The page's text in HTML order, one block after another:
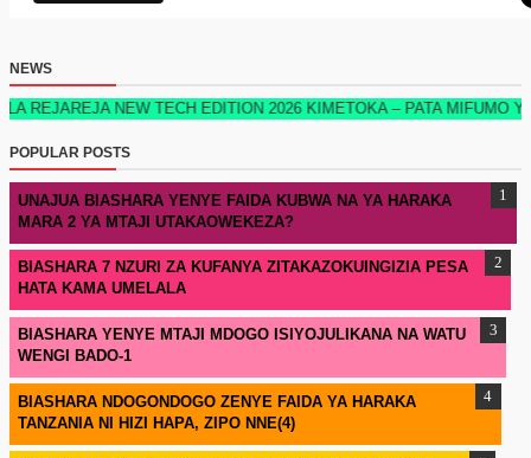
NEWS
NEW TECH EDITION 2026 KIMETOKA – PATA MIFUMO YOTE YA
POPULAR POSTS
UNAJUA BIASHARA YENYE FAIDA KUBWA NA YA HARAKA
MARA 2 YA MTAJI UTAKAOWEKEZA?
BIASHARA 7 NZURI ZA KUFANYA ZITAKAZOKUINGIZIA PESA
HATA KAMA UMELALA
BIASHARA YENYE MTAJI MDOGO ISIYOJULIKANA NA WATU
WENGI BADO-1
BIASHARA NDOGONDOGO ZENYE FAIDA YA HARAKA
TANZANIA NI HIZI HAPA, ZIPO NNE(4)